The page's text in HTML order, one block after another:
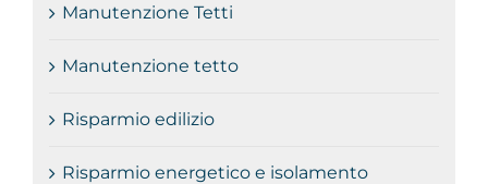
Manutenzione Tetti
Manutenzione tetto
Risparmio edilizio
Risparmio energetico e isolamento